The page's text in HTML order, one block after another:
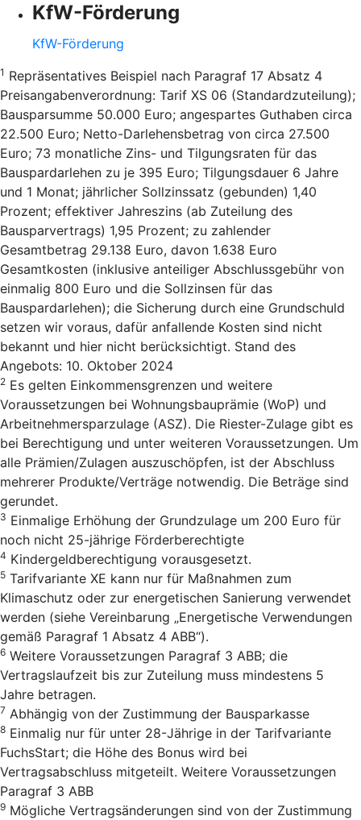
KfW-Förderung
KfW-Förderung
1 Repräsentatives Beispiel nach Paragraf 17 Absatz 4
Preisangabenverordnung: Tarif XS 06 (Standardzuteilung);
Bausparsumme 50.000 Euro; angespartes Guthaben circa
22.500 Euro; Netto-Darlehensbetrag von circa 27.500
Euro; 73 monatliche Zins- und Tilgungsraten für das
Bauspardarlehen zu je 395 Euro; Tilgungsdauer 6 Jahre
und 1 Monat; jährlicher Sollzinssatz (gebunden) 1,40
Prozent; effektiver Jahreszins (ab Zuteilung des
Bausparvertrags) 1,95 Prozent; zu zahlender
Gesamtbetrag 29.138 Euro, davon 1.638 Euro
Gesamtkosten (inklusive anteiliger Abschlussgebühr von
einmalig 800 Euro und die Sollzinsen für das
Bauspardarlehen); die Sicherung durch eine Grundschuld
setzen wir voraus, dafür anfallende Kosten sind nicht
bekannt und hier nicht berücksichtigt. Stand des
Angebots: 10. Oktober 2024
2 Es gelten Einkommensgrenzen und weitere
Voraussetzungen bei Wohnungsbauprämie (WoP) und
Arbeitnehmersparzulage (ASZ). Die Riester-Zulage gibt es
bei Berechtigung und unter weiteren Voraussetzungen. Um
alle Prämien/Zulagen auszuschöpfen, ist der Abschluss
mehrerer Produkte/Verträge notwendig. Die Beträge sind
gerundet.
3 Einmalige Erhöhung der Grundzulage um 200 Euro für
noch nicht 25-jährige Förderberechtigte
4 Kindergeldberechtigung vorausgesetzt.
5 Tarifvariante XE kann nur für Maßnahmen zum
Klimaschutz oder zur energetischen Sanierung verwendet
werden (siehe Vereinbarung „Energetische Verwendungen
gemäß Paragraf 1 Absatz 4 ABB“).
6 Weitere Voraussetzungen Paragraf 3 ABB; die
Vertragslaufzeit bis zur Zuteilung muss mindestens 5
Jahre betragen.
7 Abhängig von der Zustimmung der Bausparkasse
8 Einmalig nur für unter 28-Jährige in der Tarifvariante
FuchsStart; die Höhe des Bonus wird bei
Vertragsabschluss mitgeteilt. Weitere Voraussetzungen
Paragraf 3 ABB
9 Mögliche Vertragsänderungen sind von der Zustimmung